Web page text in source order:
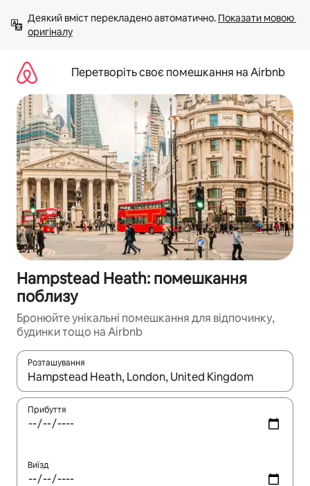
вмісту
Деякий вміст перекладено автоматично. Показати мовою
оригіналу
Перетворіть своє помешкання на Airbnb
Hampstead Heath: помешкання
поблизу
Бронюйте унікальні помешкання для відпочинку,
будинки тощо на Airbnb
Розташування
Отримавши результати пошуку, використовуйте для
Прибуття
Виїзд